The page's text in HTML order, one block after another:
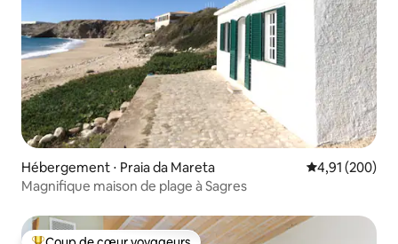
Hébergement ⋅ Praia da Mareta Évaluation
4,91 (200)
Magnifique maison de plage à Sagres